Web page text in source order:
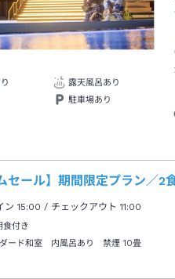
露天風呂あり
駐車場あり
セール】期間限定プラン／2
ン15:00 / チェックアウト 11:00
食付き
ダード和室 内風呂あり 禁煙 10畳